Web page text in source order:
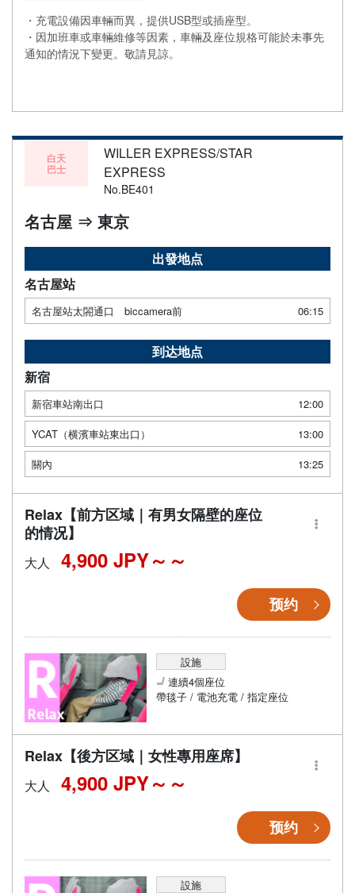
・充電設備因車輛而異，提供USB型或插座型。
・因加班車或車輛維修等因素，車輛及座位規格可能於未事先
通知的情況下變更。敬請見諒。
白天
巴士
WILLER EXPRESS/STAR
EXPRESS
No.BE401
名古屋 ⇒ 東京
出發地点
名古屋站
名古屋站太閤通口 biccamera前 06:15
到达地点
新宿
新宿車站南出口
12:00
YCAT（横濱車站東出口）
13:00
關內
13:25
Relax【前方区域｜有男女隔壁的座位
的情况】
大人 4,900 JPY～
预约
設施
連續4個座位
帶毯子 / 電池充電 / 指定座位
Relax【後方区域｜女性專用座席】
大人 4,900 JPY～
预约
設施